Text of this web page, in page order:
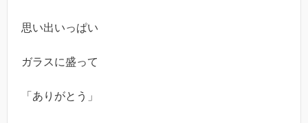
思い出いっぱい
ガラスに盛って
「ありがとう」